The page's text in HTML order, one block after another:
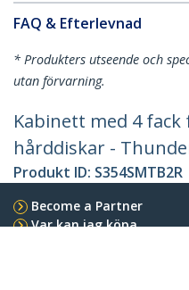
FAQ & Efterlevnad
* Produkters utseende och
utan förvarning.
Kabinett med 4 fack
hårddiskar -
Produkt ID: S354SMTB2R
Become a Partner
Var kan jag köpa